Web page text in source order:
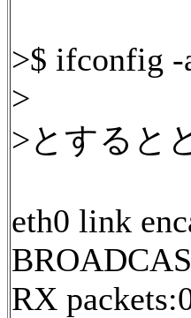
>$ ifconfig -
>
>とすると
eth0 link
RX